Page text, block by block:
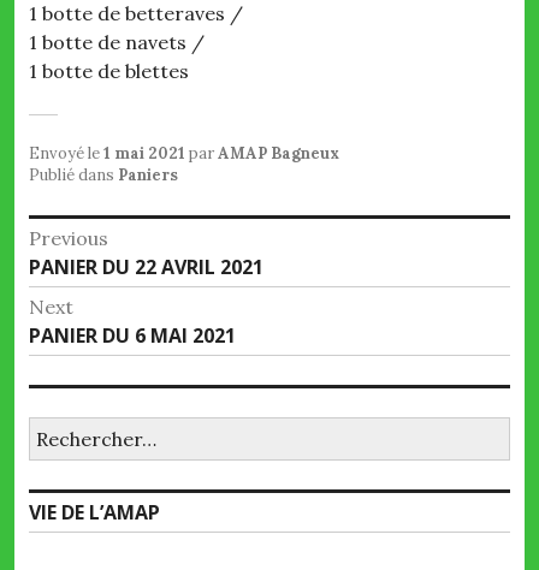
1 botte de betteraves /
1 botte de navets /
1 botte de blettes
Envoyé le1 mai 2021 parAMAP Bagneux
Publié dans Paniers
Navigation
de
l’article
Previous
Previous
post:
PANIER DU 22 AVRIL 2021
Next
Next
post:
PANIER DU 6 MAI 2021
VIE DE L’AMAP